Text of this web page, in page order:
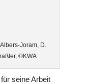
Joram, D.
©KWA
seine Arbeit